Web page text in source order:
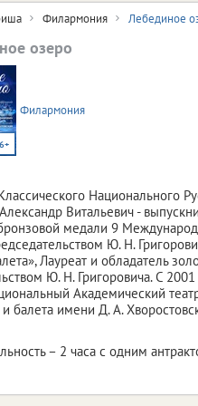
Филармония Лебединое
озеро
6+
Филармония
Национального
Витальевич -
медали 9
Ю. Н.
Лауреат и обладатель
Ю. Н. Григоровича. С
Академический
балета имени Д. А.
– 2 часа с одним